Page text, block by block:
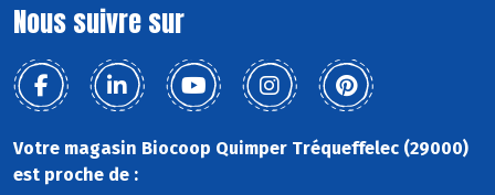
Nous suivre sur
Votre magasin Biocoop Quimper Tréqueffelec (29000)
est proche de :